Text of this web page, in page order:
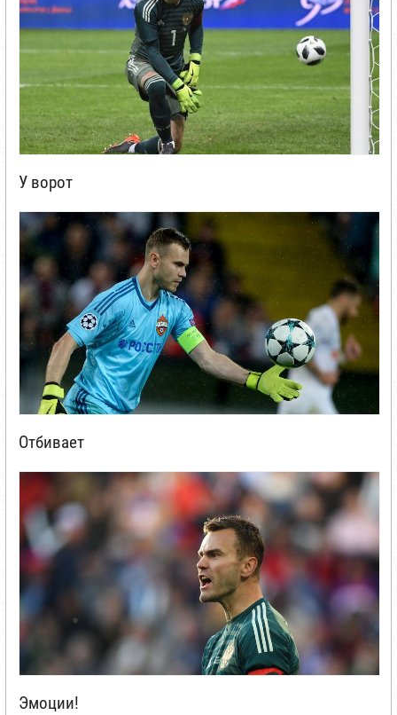
У ворот
Отбивает
Эмоции!